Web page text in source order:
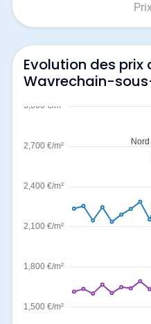
Evolution des
Wavrechain-